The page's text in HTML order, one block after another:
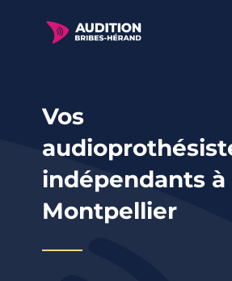
Vos
indépendants à
Montpellier